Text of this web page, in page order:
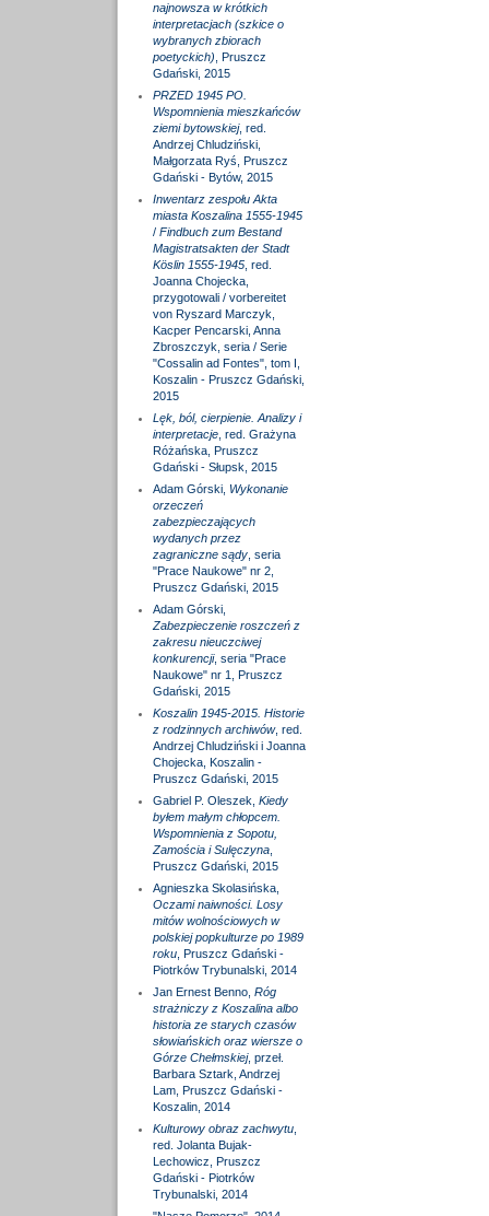
najnowsza w krótkich
interpretacjach (szkice o
wybranych zbiorach
poetyckich) , Pruszcz
Gdański, 2015
PRZED 1945 PO.
Wspomnienia mieszkańców
ziemi bytowskiej, red.
Andrzej Chludziński,
Małgorzata Ryś, Pruszcz
Gdański - Bytów, 2015
Inwentarz zespołu Akta
miasta Koszalina 1555-1945
/ Findbuch zum Bestand
Magistratsakten der Stadt
Köslin 1555-1945, red.
Joanna Chojecka,
przygotowali / vorbereitet
von Ryszard Marczyk,
Kacper Pencarski, Anna
Zbroszczyk, seria / Serie
"Cossalin ad Fontes", tom I,
Koszalin - Pruszcz Gdański,
2015
Lęk, ból, cierpienie. Analizy i
interpretacje, red. Grażyna
Różańska, Pruszcz
Gdański - Słupsk, 2015
Adam Górski, Wykonanie
orzeczeń
zabezpieczających
wydanych przez
zagraniczne sądy, seria
"Prace Naukowe" nr 2,
Pruszcz Gdański, 2015
Adam Górski,
Zabezpieczenie roszczeń z
zakresu nieuczciwej
konkurencji, seria "Prace
Naukowe" nr 1, Pruszcz
Gdański, 2015
Koszalin 1945-2015. Historie
z rodzinnych archiwów, red.
Andrzej Chludziński i Joanna
Chojecka, Koszalin -
Pruszcz Gdański, 2015
Gabriel P. Oleszek, Kiedy
byłem małym chłopcem.
Wspomnienia z Sopotu,
Zamościa i Sulęczyna,
Pruszcz Gdański, 2015
Agnieszka Skolasińska,
Oczami naiwności. Losy
mitów wolnościowych w
polskiej popkulturze po 1989
roku, Pruszcz Gdański -
Piotrków Trybunalski, 2014
Jan Ernest Benno, Róg
strażniczy z Koszalina albo
historia ze starych czasów
słowiańskich oraz wiersze o
Górze Chełmskiej, przeł.
Barbara Sztark, Andrzej
Lam, Pruszcz Gdański -
Koszalin, 2014
Kulturowy obraz zachwytu,
red. Jolanta Bujak-
Lechowicz, Pruszcz
Gdański - Piotrków
Trybunalski, 2014